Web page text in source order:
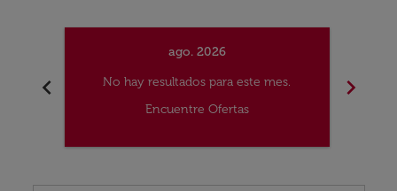
chevron_left
ago. 2026
No hay resultados para este mes.
Encuentre Ofertas
chevron_right